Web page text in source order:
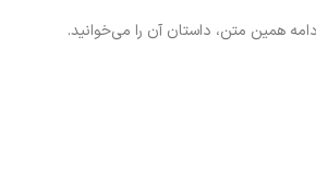
همین متن، داستان آن را می‌خوانید.